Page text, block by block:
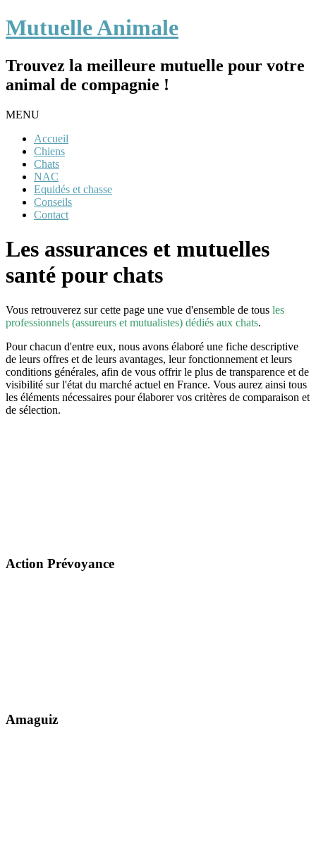
Mutuelle Animale
Trouvez la meilleure mutuelle pour votre
animal de compagnie !
MENU
Accueil
Chiens
Chats
NAC
Equidés et chasse
Conseils
Contact
Les assurances et mutuelles
santé pour chats
Vous retrouverez sur cette page une vue d'ensemble de tous les
professionnels (assureurs et mutualistes) dédiés aux chats.
Pour chacun d'entre eux, nous avons élaboré une fiche descriptive
de leurs offres et de leurs avantages, leur fonctionnement et leurs
conditions générales, afin de vous offrir le plus de transparence et de
visibilité sur l'état du marché actuel en France. Vous aurez ainsi tous
les éléments nécessaires pour élaborer vos critères de comparaison et
de sélection.
Action Prévoyance
Amaguiz